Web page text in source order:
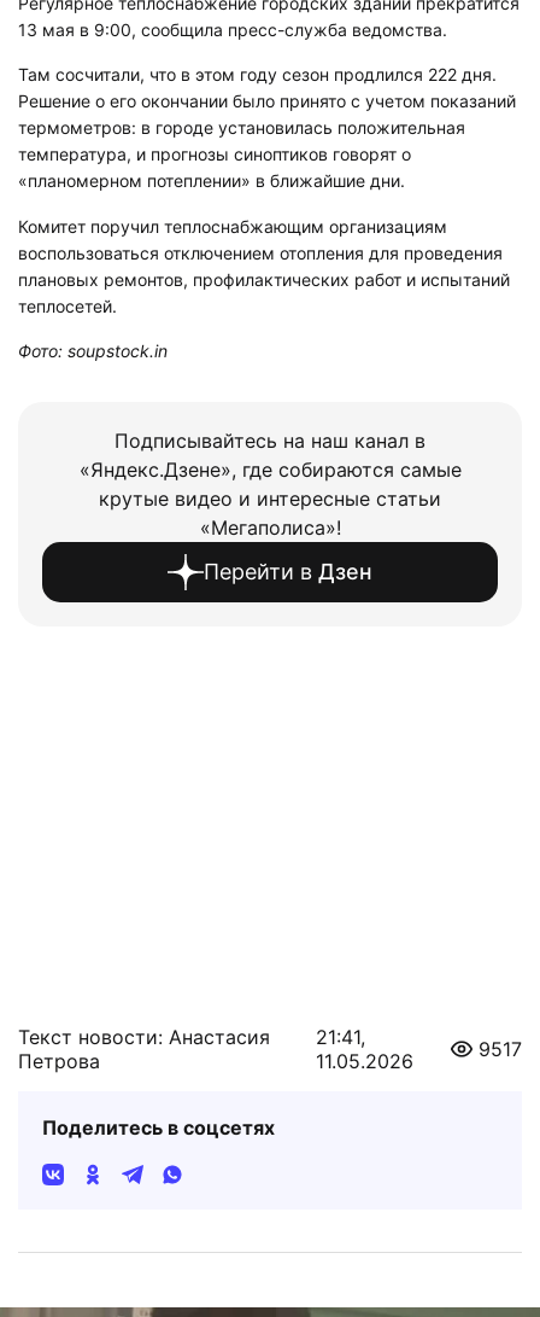
13 мая в 9:00, сообщила пресс-служба ведомства.
Там сосчитали, что в этом году сезон продлился 222 дня.
Решение о его окончании было принято с учетом показаний
термометров: в городе установилась положительная
температура, и прогнозы синоптиков говорят о
«планомерном потеплении» в ближайшие дни.
Комитет поручил теплоснабжающим организациям
воспользоваться отключением отопления для проведения
плановых ремонтов, профилактических работ и испытаний
теплосетей.
Фото: soupstock.in
Подписывайтесь на наш канал в
«Яндекс.Дзене», где собираются самые
крутые видео и интересные статьи
«Мегаполиса»!
Перейти в Дзен
Текст новости: Анастасия
Петрова
21:41,
11.05.2026
9517
Поделитесь в соцсетях